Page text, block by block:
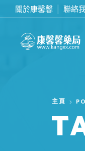
關於康馨馨 聯絡
主頁